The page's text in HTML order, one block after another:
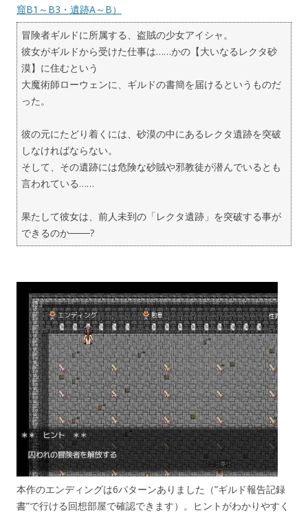
窟B1～B3・遺跡A～B）
冒険者ギルドに所属する、盗賊の少女アイシャ。
彼女がギルドから受けた仕事は……かの【大いなるレクタ砂
漠】に住むという
大魔術師ローウェンに、ギルドの書簡を届けるというものだ
った。
彼の元にたどり着くには、砂漠の中にあるレクタ遺跡を突破
しなければならない。
そして、その遺跡には危険な砂賊や邪教徒が潜んでいるとも
言われている……
果たして彼女は、前人未到の「レクタ遺跡」を突破する事が
できるのか───?
本作のエンディングは6パターンありました（”ギルド報告記録
書”で行ける回想部屋で確認できます）。ヒントがわかりやすく